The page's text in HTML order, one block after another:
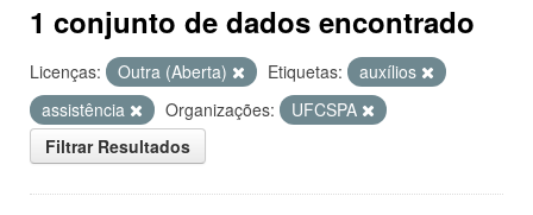
1 conjunto de dados encontrado
Licenças: Outra (Aberta) Etiquetas:
auxílios
assistência
Organizações:
UFCSPA
Filtrar Resultados